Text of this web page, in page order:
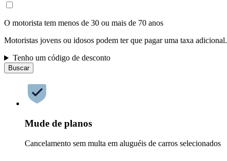
O motorista tem menos de 30 ou mais de 70 anos
Motoristas jovens ou idosos podem ter que pagar uma taxa adicional.
Tenho um código de desconto
Buscar
Mude de planos
Cancelamento sem multa em aluguéis de carros selecionados